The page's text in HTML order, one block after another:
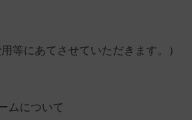
等にあてさせていただきます。）
ムについて